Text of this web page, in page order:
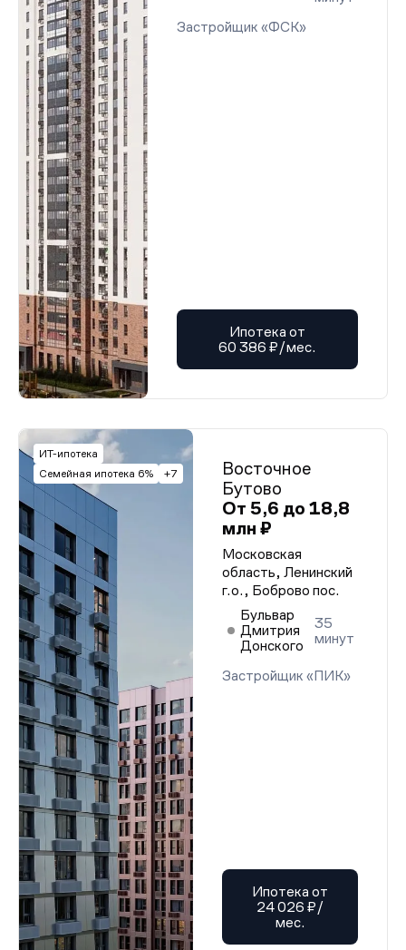
Застройщик «ФСК»
Ипотека от
60 386 ₽/мес.
ИТ-ипотека
Семейная ипотека 6%
+7
Восточное
Бутово
От 5,6 до 18,8
млн ₽
Московская
область, Ленинский
г.о., Боброво пос.
Бульвар
Дмитрия
Донского
35
минут
Застройщик «ПИК»
Ипотека от
24 026 ₽/
мес.